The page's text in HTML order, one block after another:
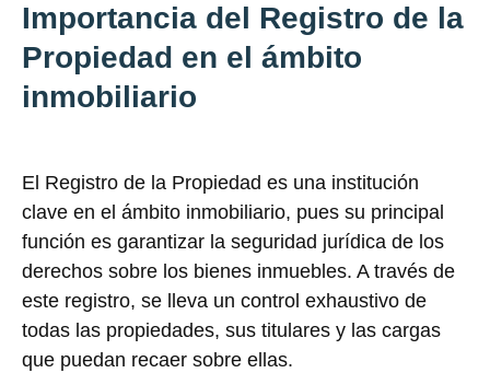
Importancia del Registro de la
Propiedad en el ámbito
inmobiliario
El Registro de la Propiedad es una institución
clave en el ámbito inmobiliario, pues su principal
función es garantizar la seguridad jurídica de los
derechos sobre los bienes inmuebles. A través de
este registro, se lleva un control exhaustivo de
todas las propiedades, sus titulares y las cargas
que puedan recaer sobre ellas.